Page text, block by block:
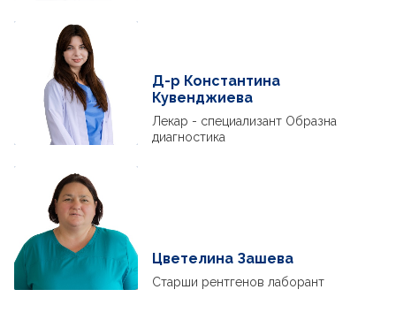
Д-р Константина
Кувенджиева
Лекар - специализант Образна
диагностика
Цветелина Зашева
Старши рентгенов лаборант